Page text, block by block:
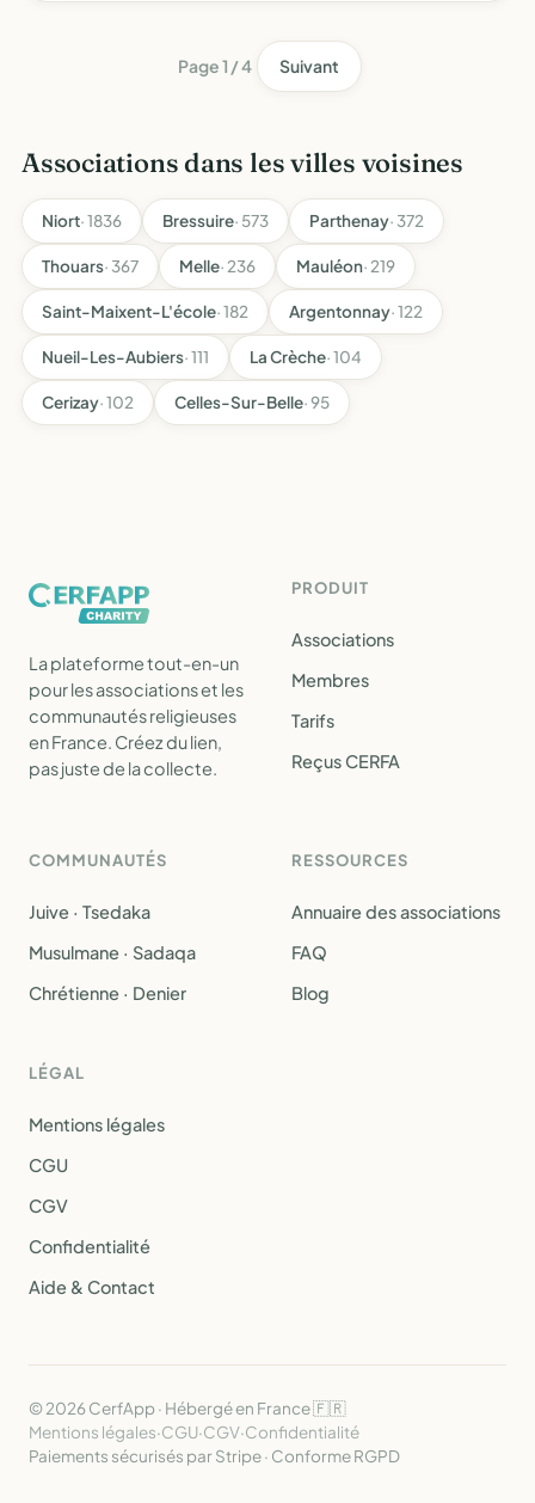
Page 1 / 4 Suivant
Associations dans les villes voisines
Niort· 1836 Bressuire· 573 Parthenay· 372
Thouars· 367 Melle· 236 Mauléon· 219
Saint-Maixent-L'école· 182 Argentonnay· 122
Nueil-Les-Aubiers· 111 La Crèche· 104
Cerizay· 102 Celles-Sur-Belle· 95
La plateforme tout-en-un
pour les associations et les
communautés religieuses
en France. Créez du lien,
pas juste de la collecte.
PRODUIT
Associations
Membres
Tarifs
Reçus CERFA
COMMUNAUTÉS
Juive · Tsedaka
Musulmane · Sadaqa
Chrétienne · Denier
RESSOURCES
Annuaire des associations
FAQ
Blog
LÉGAL
Mentions légales
CGU
CGV
Confidentialité
Aide & Contact
© 2026 CerfApp · Hébergé en France 🇫🇷
Mentions légales·CGU·CGV·Confidentialité
Paiements sécurisés par Stripe · Conforme RGPD